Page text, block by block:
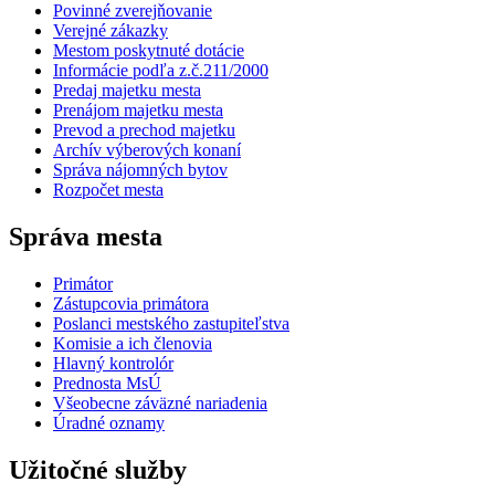
Povinné zverejňovanie
Verejné zákazky
Mestom poskytnuté dotácie
Informácie podľa z.č.211/2000
Predaj majetku mesta
Prenájom majetku mesta
Prevod a prechod majetku
Archív výberových konaní
Správa nájomných bytov
Rozpočet mesta
Správa mesta
Primátor
Zástupcovia primátora
Poslanci mestského zastupiteľstva
Komisie a ich členovia
Hlavný kontrolór
Prednosta MsÚ
Všeobecne záväzné nariadenia
Úradné oznamy
Užitočné služby